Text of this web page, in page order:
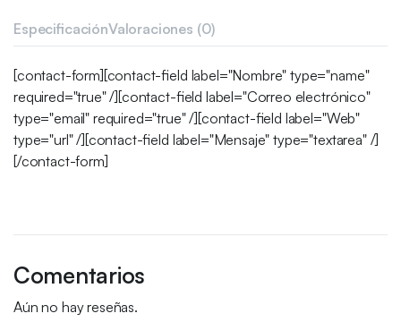
EspecificaciónValoraciones (0)
[contact-form][contact-field label="Nombre" type="name"
required="true" /][contact-field label="Correo electrónico"
type="email" required="true" /][contact-field label="Web"
type="url" /][contact-field label="Mensaje" type="textarea" /]
[/contact-form]
Comentarios
Aún no hay reseñas.